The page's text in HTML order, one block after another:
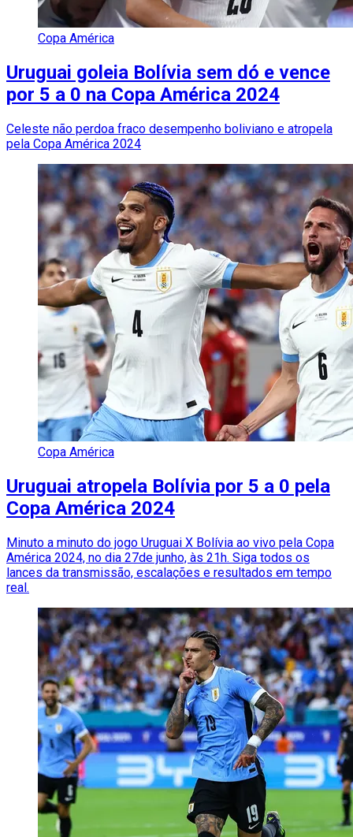
Copa América
Uruguai goleia Bolívia sem dó e vence
por 5 a 0 na Copa América 2024
Celeste não perdoa fraco desempenho boliviano e atropela
pela Copa América 2024
Copa América
Uruguai atropela Bolívia por 5 a 0 pela
Copa América 2024
Minuto a minuto do jogo Uruguai X Bolívia ao vivo pela Copa
América 2024, no dia 27de junho, às 21h. Siga todos os
lances da transmissão, escalações e resultados em tempo
real.